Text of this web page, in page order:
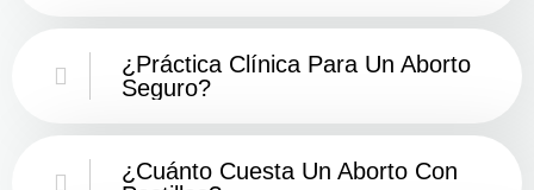
¿Práctica Clínica Para Un Aborto
Seguro?
¿Cuánto Cuesta Un Aborto Con